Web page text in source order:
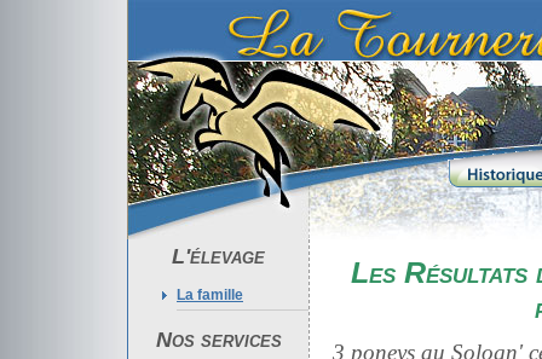
L'élevage
La famille
Nos services
Les Résultats
3 poneys au Sologn'